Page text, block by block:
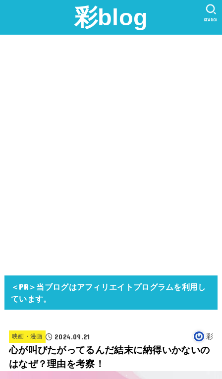
彩blog SEARCH
＜PR＞当ブログはアフィリエイトプログラムを利用し
ています。
映画・漫画 2024.09.21 彩
心が叫びたがってるんだ結末に納得いかないの
はなぜ？理由を考察！